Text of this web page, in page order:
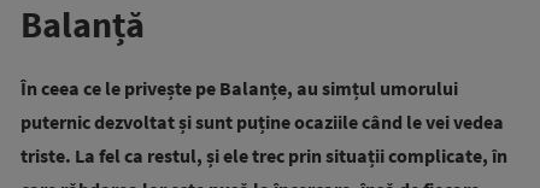
Balanță
În ceea ce le privește pe Balanțe, au simțul umorului
puternic dezvoltat și sunt puține ocaziile când le vei vedea
triste. La fel ca restul, și ele trec prin situații complicate, în